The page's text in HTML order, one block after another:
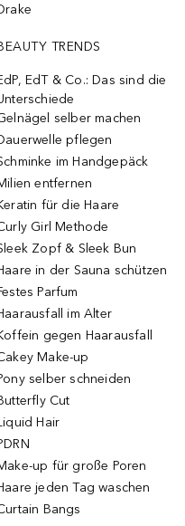
TRENDS
EdT & Co.: Das sind die
selber machen
pflegen
im Handgepäck
entfernen
für die Haare
Girl Methode
Zopf & Sleek Bun
in der Sauna schützen
Parfum
im Alter
gegen Haarausfall
Make-up
selber schneiden
Cut
Hair
up für große Poren
jeden Tag waschen
Bangs